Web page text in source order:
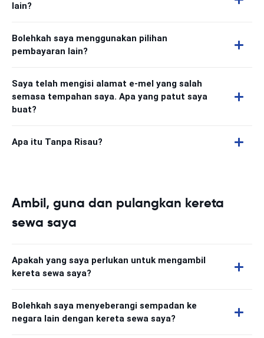
lain?
Bolehkah saya menggunakan pilihan
pembayaran lain?
Saya telah mengisi alamat e-mel yang salah
semasa tempahan saya. Apa yang patut saya
buat?
Apa itu Tanpa Risau?
Ambil, guna dan pulangkan kereta
sewa saya
Apakah yang saya perlukan untuk mengambil
kereta sewa saya?
Bolehkah saya menyeberangi sempadan ke
negara lain dengan kereta sewa saya?